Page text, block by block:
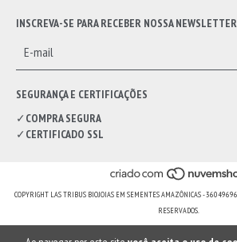
INSCREVA-SE PARA RECEBER NOSSA NEWSLETTER
SEGURANÇA E CERTIFICAÇÕES
✓ COMPRA SEGURA
✓ CERTIFICADO SSL
COPYRIGHT LAS TRIBUS BIOJOIAS EM SEMENTES AMAZÔNICAS -
RESERVADOS.